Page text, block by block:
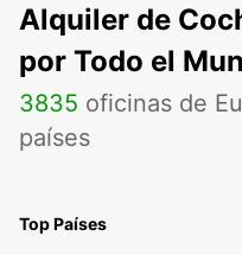
Alquiler de
por Todo el
3835 oficinas de
países
Top Países